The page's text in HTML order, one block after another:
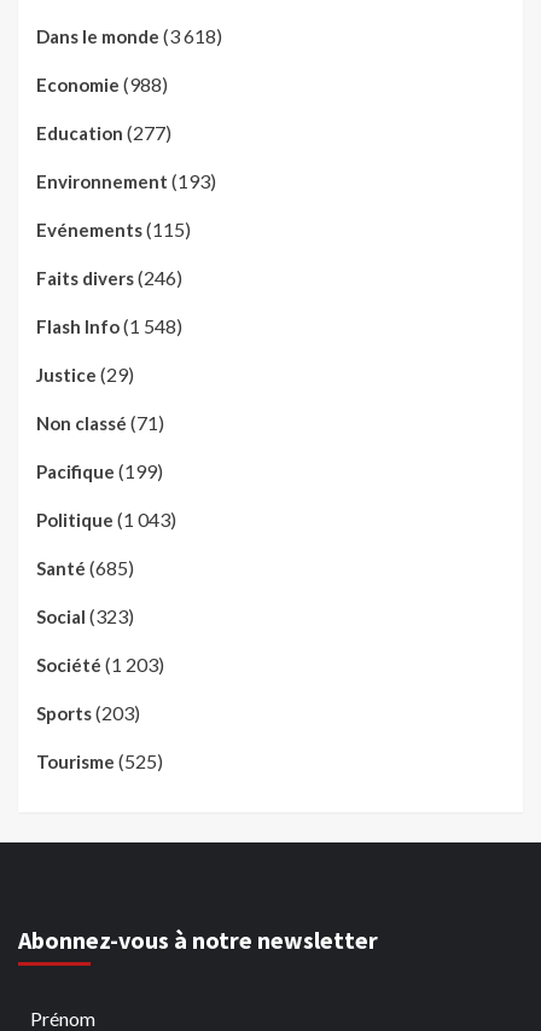
Dans le monde (3 618)
Economie (988)
Education (277)
Environnement (193)
Evénements(115)
Faits divers(246)
Flash Info(1 548)
Justice (29)
Non classé (71)
Pacifique (199)
Politique (1 043)
Santé (685)
Social (323)
Société (1 203)
Sports(203)
Tourisme (525)
Abonnez-vous à notre newsletter
Prénom